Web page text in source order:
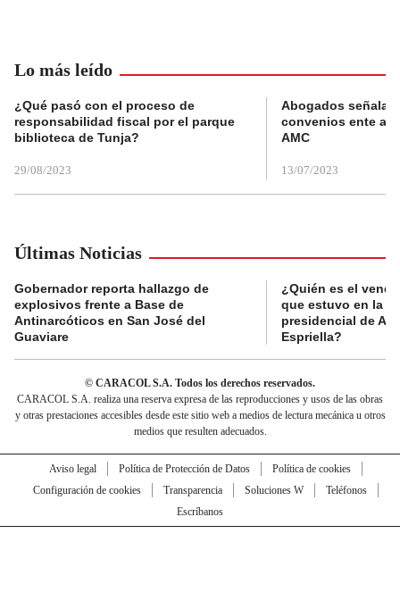
Lo más leído
¿Qué pasó con el proceso de
responsabilidad fiscal por el parque
biblioteca de Tunja?
29/08/2023
Abogados
convenios ente
AMC
13/07/2023
Últimas Noticias
Gobernador reporta hallazgo de
explosivos frente a Base de
Antinarcóticos en San José del
Guaviare
¿Quién es el
que estuvo en la
presidencial de
Espriella?
© CARACOL S.A. Todos los derechos reservados.
CARACOL S.A. realiza una reserva expresa de las reproducciones y usos de las obras
y otras prestaciones accesibles desde este sitio web a medios de lectura mecánica u otros
medios que resulten adecuados.
Aviso legal Política de Protección de Datos
Política de cookies
Configuración de cookies
Transparencia Soluciones W
Teléfonos
Escríbanos